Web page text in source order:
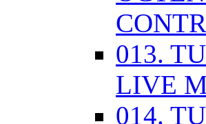
013.
LIVE
014.